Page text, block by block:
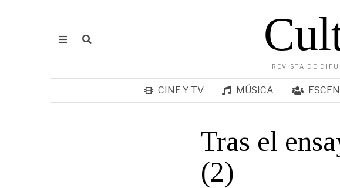
REVISTA DE
CINE Y TV MÚSICA
Tras el
(2)